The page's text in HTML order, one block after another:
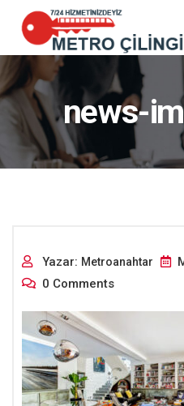
news-
Yazar: Metroanahtar
0 Comments